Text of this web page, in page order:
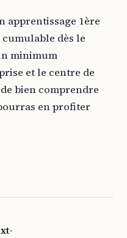
apprentissage 1ère
cumulable dès le
minimum
et le centre de
bien comprendre
en profiter